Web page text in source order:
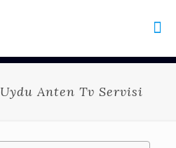
Anten Tv Servisi